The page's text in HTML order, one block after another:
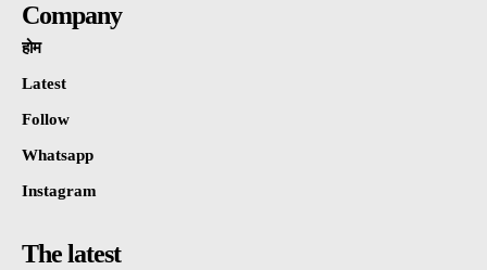
Company
होम
Latest
Follow
Whatsapp
Instagram
The latest